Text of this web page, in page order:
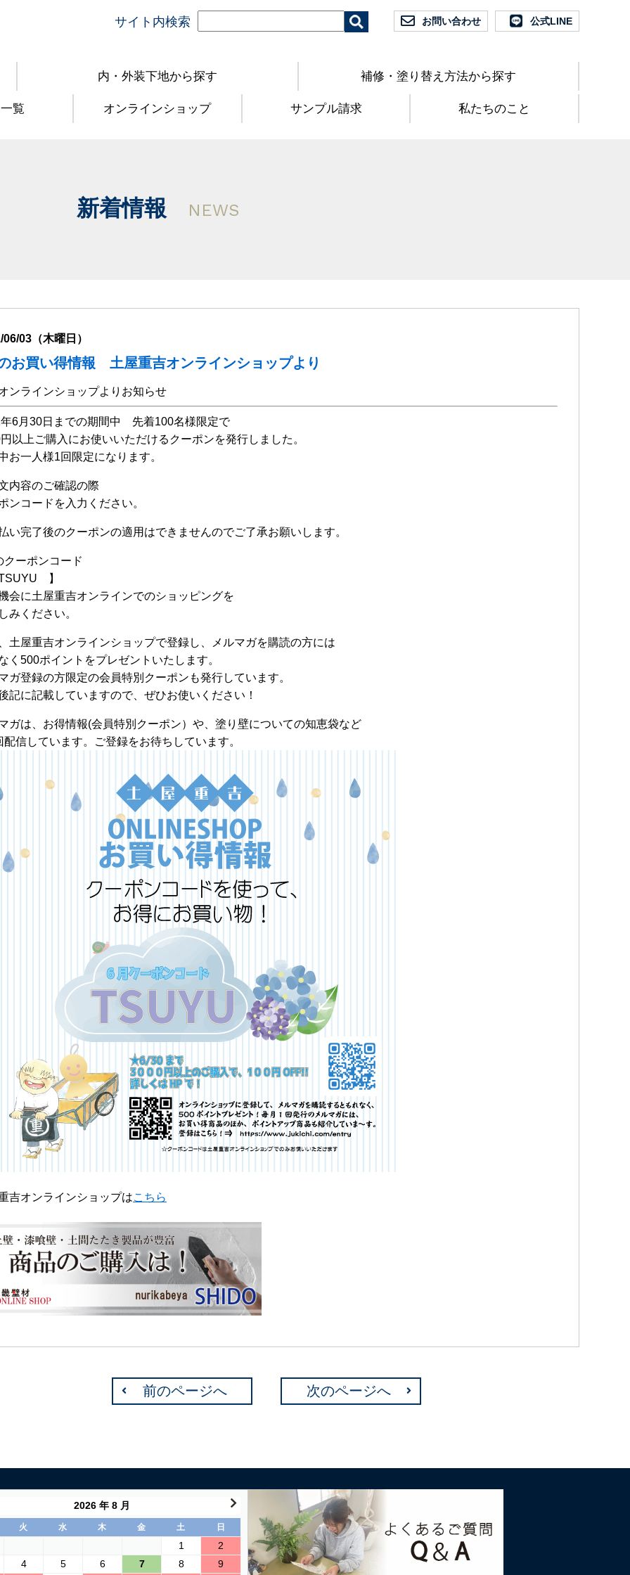
サイト内検索 お問い合わせ 公式LINE
内・外装下地から探す 補修・塗り替え方法から探す
覧 オンラインショップ サンプル請求 私たちのこと
新着情報 NEWS
03（木曜日）
お買い得情報 土屋重吉オンラインショップより
ンラインショップよりお知らせ
6月30日までの期間中 先着100名様限定で
以上ご購入にお使いいただけるクーポンを発行しました。
お一人様1回限定になります。
内容のご確認の際
ンコードを入力ください。
い完了後のクーポンの適用はできませんのでご了承お願いします。
クーポンコード
】
会に土屋重吉オンラインでのショッピングを
みください。
土屋重吉オンラインショップで登録し、 メルマガを購読の方には
く 500ポイントをプレゼントいたします。
ガ登録の方限定の会員特別クーポンも発行しています。
記に記載していますので、ぜひお使いください！
ガは、お得情報(会員特別クーポン）や、塗り壁についての知恵袋など
配信しています。ご登録をお待ちしています。
吉オンラインショップはこちら
前のページへ 次のページへ
2026 年 8 月
火 水 木 金 土 日
1
2
4
5 6 7 8 9